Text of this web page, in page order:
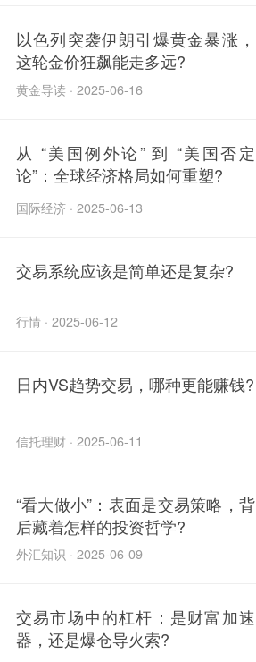
以色列突袭伊朗引爆黄金暴涨，
这轮金价狂飙能走多远?
黄金导读 · 2025-06-16
从 “美国例外论” 到 “美国否定
论”：全球经济格局如何重塑?
国际经济 · 2025-06-13
交易系统应该是简单还是复杂?
行情 · 2025-06-12
日内VS趋势交易，哪种更能赚钱?
信托理财 · 2025-06-11
“看大做小”：表面是交易策略，背
后藏着怎样的投资哲学?
外汇知识 · 2025-06-09
交易市场中的杠杆：是财富加速
器，还是爆仓导火索?